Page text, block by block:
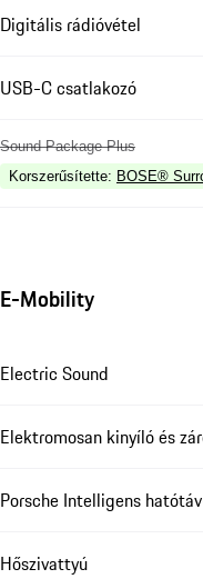
Digitális rádióvétel
USB-C csatlakozó
Sound Package Plus
Korszerűsítette: BOSE®
E-Mobility
Electric Sound
Elektromosan kinyíló és
Porsche Intelligens
Hőszivattyú